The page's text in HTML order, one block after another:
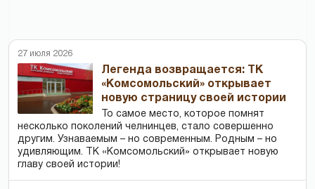
27 июля 2026
Легенда возвращается: ТК
«Комсомольский» открывает
новую страницу своей истории
То самое место, которое помнят
несколько поколений челнинцев, стало совершенно
другим. Узнаваемым – но современным. Родным – но
удивляющим. ТК «Комсомольский» открывает новую
главу своей истории!